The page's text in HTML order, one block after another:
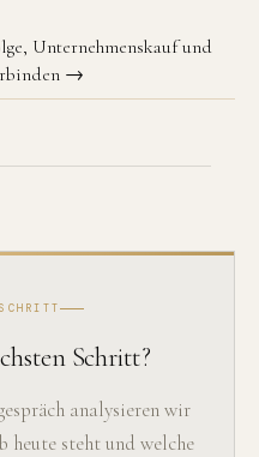
Unternehmenskauf und
→
Schritt?
analysieren wir
heute steht und welche